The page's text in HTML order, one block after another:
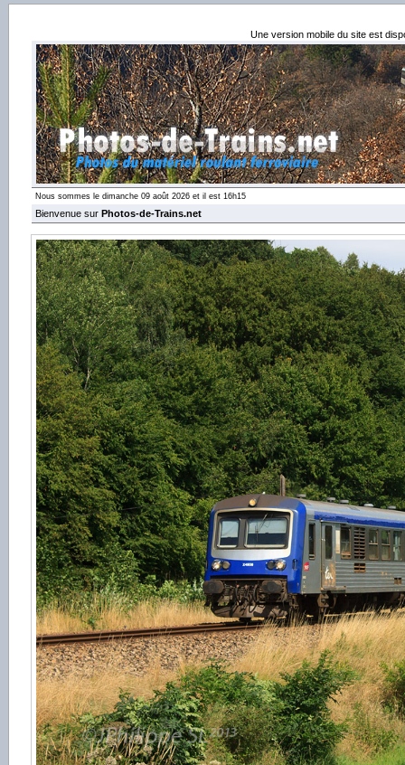
Une version mobile du site est
Nous sommes le dimanche 09 août 2026 et il est 16h15
Bienvenue sur Photos-de-Trains.net